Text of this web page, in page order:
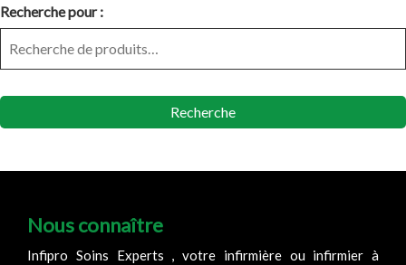
Recherche pour :
Recherche
Nous connaître
Infipro Soins Experts , votre infirmière ou infirmier à